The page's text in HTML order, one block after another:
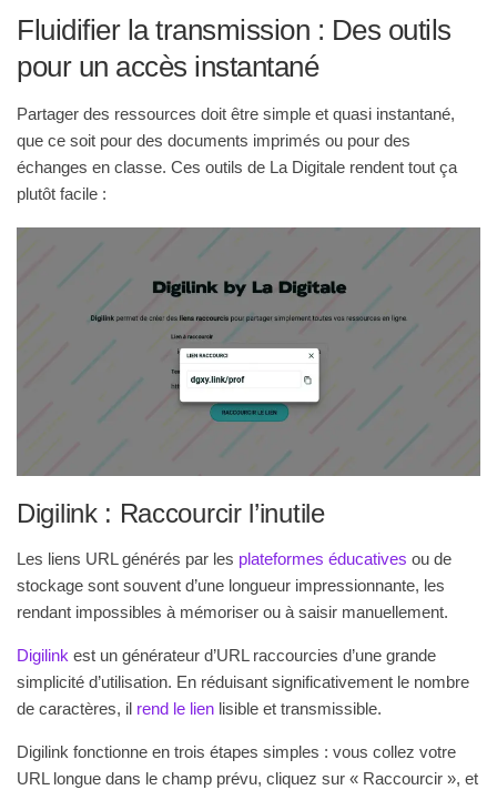
Fluidifier la transmission : Des outils
pour un accès instantané
Partager des ressources doit être simple et quasi instantané,
que ce soit pour des documents imprimés ou pour des
échanges en classe. Ces outils de La Digitale rendent tout ça
plutôt facile :
Digilink : Raccourcir l’inutile
Les liens URL générés par les plateformes éducatives ou de
stockage sont souvent d’une longueur impressionnante, les
rendant impossibles à mémoriser ou à saisir manuellement.
Digilink est un générateur d’URL raccourcies d’une grande
simplicité d’utilisation. En réduisant significativement le nombre
de caractères, il rend le lien lisible et transmissible.
Digilink fonctionne en trois étapes simples : vous collez votre
URL longue dans le champ prévu, cliquez sur « Raccourcir », et